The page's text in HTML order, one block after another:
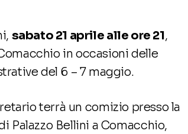
sabato 21 aprile alle ore 21,
in occasioni delle
del 6 – 7 maggio.
terrà un comizio presso la
Palazzo Bellini a Comacchio,